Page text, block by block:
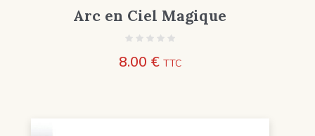
Arc en Ciel Magique
8.00 € TTC